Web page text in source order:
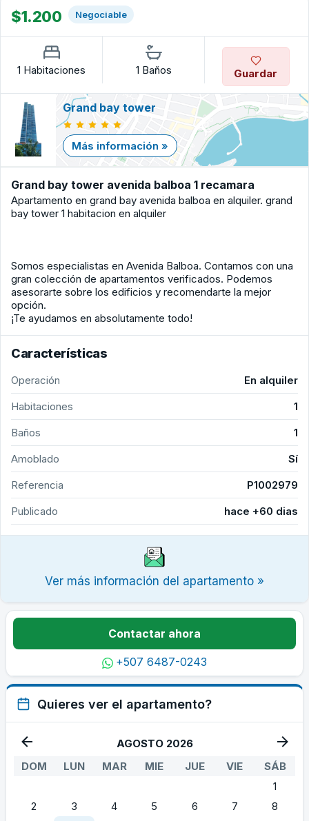
$1.200 Negociable
1 Habitaciones 1 Baños Guardar
Grand bay tower
Más información »
Grand bay tower avenida balboa 1 recamara
Apartamento en grand bay avenida balboa en alquiler. grand
bay tower 1 habitacion en alquiler
Somos especialistas en Avenida Balboa. Contamos con una
gran colección de apartamentos verificados. Podemos
asesorarte sobre los edificios y recomendarte la mejor
opción.
¡Te ayudamos en absolutamente todo!
Características
Operación
En alquiler
Habitaciones
1
Baños
1
Amoblado
Sí
Referencia
P1002979
Publicado
hace +60 dias
Ver más información del apartamento »
Contactar ahora
+507 6487-0243
Quieres ver el apartamento?
AGOSTO 2026
DOM
LUN MAR MIE JUE VIE
SÁB
1
2
3 4 5 6 7
8